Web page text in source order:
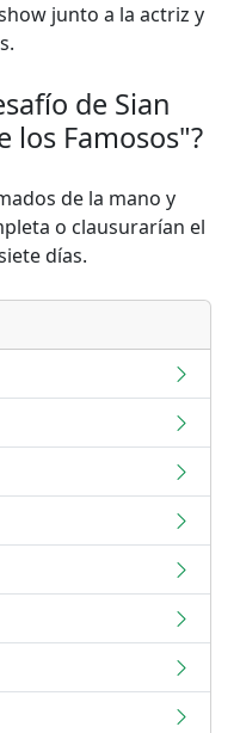
junto a la actriz y
de Sian
los Famosos"?
de la mano y
o clausurarían el
días.